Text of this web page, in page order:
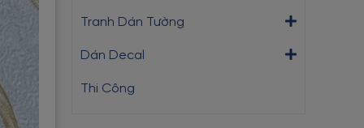
Tranh Dán Tường
Dán Decal
Thi Công